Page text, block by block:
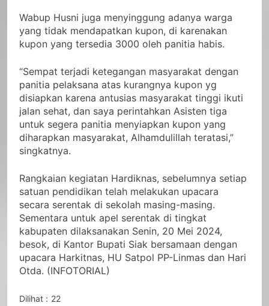
Wabup Husni juga menyinggung adanya warga
yang tidak mendapatkan kupon, di karenakan
kupon yang tersedia 3000 oleh panitia habis.
“Sempat terjadi ketegangan masyarakat dengan
panitia pelaksana atas kurangnya kupon yg
disiapkan karena antusias masyarakat tinggi ikuti
jalan sehat, dan saya perintahkan Asisten tiga
untuk segera panitia menyiapkan kupon yang
diharapkan masyarakat, Alhamdulillah teratasi,”
singkatnya.
Rangkaian kegiatan Hardiknas, sebelumnya setiap
satuan pendidikan telah melakukan upacara
secara serentak di sekolah masing-masing.
Sementara untuk apel serentak di tingkat
kabupaten dilaksanakan Senin, 20 Mei 2024,
besok, di Kantor Bupati Siak bersamaan dengan
upacara Harkitnas, HU Satpol PP-Linmas dan Hari
Otda. (INFOTORIAL)
Dilihat : 22